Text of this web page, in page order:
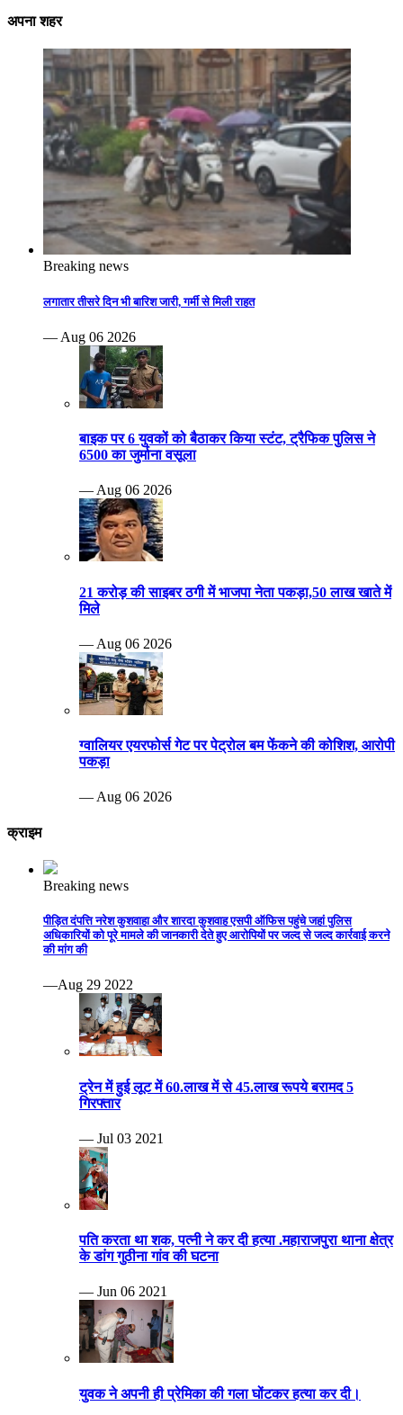
अपना शहर
Breaking news
लगातार तीसरे दिन भी बारिश जारी, गर्मी से मिली राहत
— Aug 06 2026
बाइक पर 6 युवकों को बैठाकर किया स्टंट, ट्रैफिक पुलिस ने
6500 का जुर्माना वसूला
— Aug 06 2026
21 करोड़ की साइबर ठगी में भाजपा नेता पकड़ा,50 लाख खाते में
मिले
— Aug 06 2026
ग्वालियर एयरफोर्स गेट पर पेट्रोल बम फेंकने की कोशिश, आरोपी
पकड़ा
— Aug 06 2026
क्राइम
Breaking news
पीड़ित दंपत्ति नरेश कुशवाहा और शारदा कुशवाह एसपी ऑफिस पहुंचे जहां पुलिस
अधिकारियों को पूरे मामले की जानकारी देते हुए आरोपियों पर जल्द से जल्द कार्रवाई करने
की मांग की
—Aug 29 2022
ट्रेन में हुई लूट में 60.लाख में से 45.लाख रूपये बरामद 5
गिरफ्तार
— Jul 03 2021
पति करता था शक, पत्नी ने कर दी हत्या .महाराजपुरा थाना क्षेत्र
के डांग गुठीना गांव की घटना
— Jun 06 2021
युवक ने अपनी ही प्रेमिका की गला घोंटकर हत्या कर दी।